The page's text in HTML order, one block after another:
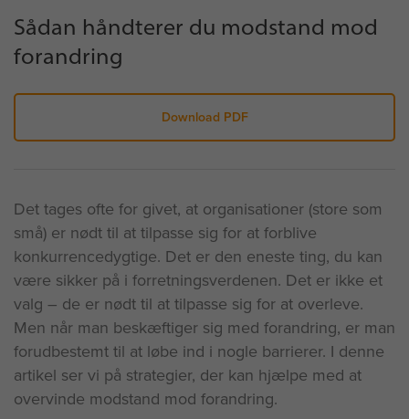
Sådan håndterer du modstand mod
forandring
Download PDF
Det tages ofte for givet, at organisationer (store som
små) er nødt til at tilpasse sig for at forblive
konkurrencedygtige. Det er den eneste ting, du kan
være sikker på i forretningsverdenen. Det er ikke et
valg – de er nødt til at tilpasse sig for at overleve.
Men når man beskæftiger sig med forandring, er man
forudbestemt til at løbe ind i nogle barrierer. I denne
artikel ser vi på strategier, der kan hjælpe med at
overvinde modstand mod forandring.